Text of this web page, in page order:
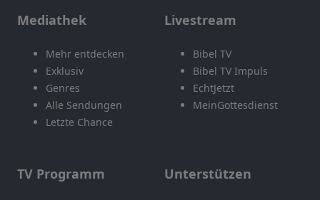
Mediathek
Mehr entdecken
Exklusiv
Genres
Alle Sendungen
Letzte Chance
Livestream
Bibel TV
Bibel TV Impuls
EchtJetzt
MeinGottesdienst
TV Programm Unterstützen